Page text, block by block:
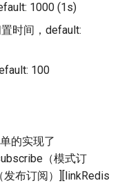
1000 (1s)
时间，default:
100
的实现了
（模式订
布订阅）][linkRedis